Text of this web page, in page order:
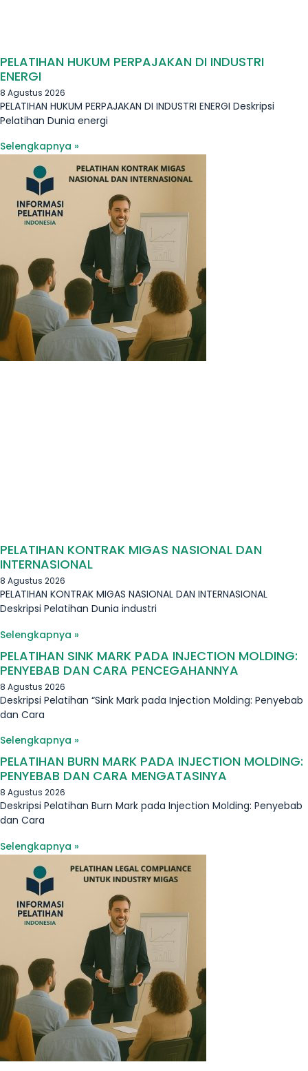
PELATIHAN HUKUM PERPAJAKAN DI INDUSTRI
ENERGI
8 Agustus 2026
PELATIHAN HUKUM PERPAJAKAN DI INDUSTRI ENERGI Deskripsi
Pelatihan Dunia energi
Selengkapnya »
PELATIHAN KONTRAK MIGAS NASIONAL DAN
INTERNASIONAL
8 Agustus 2026
PELATIHAN KONTRAK MIGAS NASIONAL DAN INTERNASIONAL
Deskripsi Pelatihan Dunia industri
Selengkapnya »
PELATIHAN SINK MARK PADA INJECTION MOLDING:
PENYEBAB DAN CARA PENCEGAHANNYA
8 Agustus 2026
Deskripsi Pelatihan “Sink Mark pada Injection Molding: Penyebab
dan Cara
Selengkapnya »
PELATIHAN BURN MARK PADA INJECTION MOLDING:
PENYEBAB DAN CARA MENGATASINYA
8 Agustus 2026
Deskripsi Pelatihan Burn Mark pada Injection Molding: Penyebab
dan Cara
Selengkapnya »